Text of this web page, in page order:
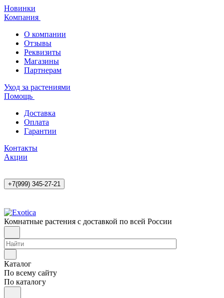
Новинки
Компания
О компании
Отзывы
Реквизиты
Магазины
Партнерам
Уход за растениями
Помощь
Доставка
Оплата
Гарантии
Контакты
Акции
+7(999) 345-27-21
Комнатные растения с доставкой по всей России
Каталог
По всему сайту
По каталогу